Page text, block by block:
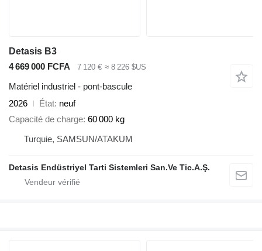
Detasis B3
4 669 000 FCFA
7 120 € ≈ 8 226 $US
Matériel industriel - pont-bascule
2026
État neuf
Capacité de charge 60 000 kg
Turquie, SAMSUN/ATAKUM
Detasis Endüstriyel Tarti Sistemleri San.Ve Tic.A.Ş.